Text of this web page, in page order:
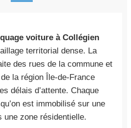
voiture à Collégien
territorial dense. La
des rues de la commune et
la région Île-de-France
délais d’attente. Chaque
est immobilisé sur une
une zone résidentielle.